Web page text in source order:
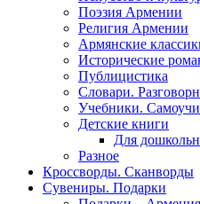
Поэзия Армении
Религия Армении
Армянские
Исторические
Публицистика
Словари.
Учебники.
Детские книги
Для
Разное
Кроссворды. Сканворды
Сувениры. Подарки